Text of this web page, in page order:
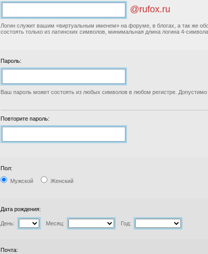
@rufox.ru
Логин служит вашим «виртуальным именем» на форуме, в блогах, а так же
состоять только из латинских символов, минимальная длина логина 4-
Пароль:
Ваш пароль может состоять из любых символов в любом регистре.
Повторите пароль:
Пол:
Мужской Женский
Дата рождения:
День: Месяц: Год:
Почта: